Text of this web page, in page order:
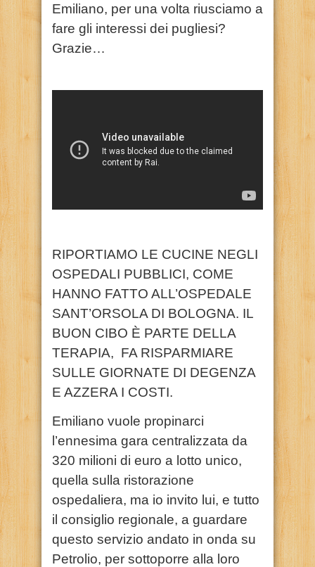
Emiliano, per una volta riusciamo a
fare gli interessi dei pugliesi?
Grazie…
RIPORTIAMO LE CUCINE NEGLI
OSPEDALI PUBBLICI, COME
HANNO FATTO ALL’OSPEDALE
SANT’ORSOLA DI BOLOGNA. IL
BUON CIBO È PARTE DELLA
TERAPIA, FA RISPARMIARE
SULLE GIORNATE DI DEGENZA
E AZZERA I COSTI.
Emiliano vuole propinarci
l’ennesima gara centralizzata da
320 milioni di euro a lotto unico,
quella sulla ristorazione
ospedaliera, ma io invito lui, e tutto
il consiglio regionale, a guardare
questo servizio andato in onda su
Petrolio, per sottoporre alla loro